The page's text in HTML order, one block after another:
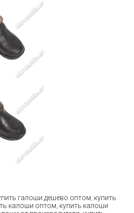
галоши дешево оптом купить
калоши оптом купить калоши